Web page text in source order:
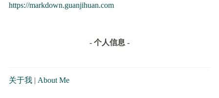
https://markdown.guanjihuan.com
- 个人信息 -
关于我| About Me